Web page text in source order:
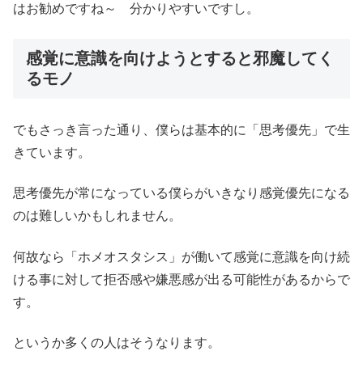
はお勧めですね～ 分かりやすいですし。
感覚に意識を向けようとすると邪魔してく
るモノ
でもさっき言った通り、僕らは基本的に「思考優先」で生
きています。
思考優先が常になっている僕らがいきなり感覚優先になる
のは難しいかもしれません。
何故なら「ホメオスタシス」が働いて感覚に意識を向け続
ける事に対して拒否感や嫌悪感が出る可能性があるからで
す。
というか多くの人はそうなります。